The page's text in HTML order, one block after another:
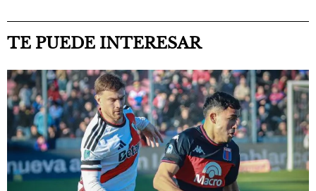
TE PUEDE INTERESAR